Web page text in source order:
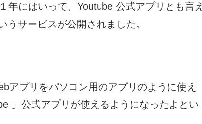
年にはいって、Youtube 公式アプリとも言え
うサービスが公開されました。
アプリをパソコン用のアプリのように使え
」公式アプリが使えるようになったよとい